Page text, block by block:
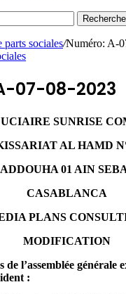
parts sociales/Numéro: A-
07-08-2023
SUNRISE
AL HAMD
ADDOUHA 01 AIN
CASABLANCA
PLANS
MODIFICATION
de l’assemblée générale
: